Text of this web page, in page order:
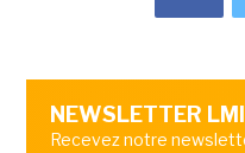
NEWSLETTER LMI
Recevez notre